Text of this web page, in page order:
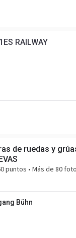
RAILWAY
de ruedas y
puntos • Más de 80
Bühn